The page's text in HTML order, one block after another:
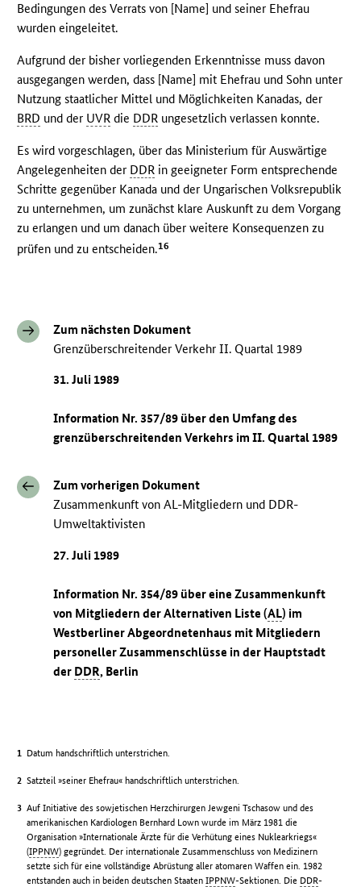
Bedingungen des Verrats von [Name] und seiner Ehefrau
wurden eingeleitet.
Aufgrund der bisher vorliegenden Erkenntnisse muss davon
ausgegangen werden, dass [Name] mit Ehefrau und Sohn unter
Nutzung staatlicher Mittel und Möglichkeiten Kanadas, der
BRD und der UVR die DDR ungesetzlich verlassen konnte.
Es wird vorgeschlagen, über das Ministerium für Auswärtige
Angelegenheiten der DDR in geeigneter Form entsprechende
Schritte gegenüber Kanada und der Ungarischen Volksrepublik
zu unternehmen, um zunächst klare Auskunft zu dem Vorgang
zu erlangen und um danach über weitere Konsequenzen zu
prüfen und zu entscheiden.16
Zum nächsten Dokument
Grenzüberschreitender Verkehr II. Quartal 1989
31. Juli 1989
Information Nr. 357/89 über den Umfang des
grenzüberschreitenden Verkehrs im II. Quartal 1989
Zum vorherigen Dokument
Zusammenkunft von AL-Mitgliedern und DDR-
Umweltaktivisten
27. Juli 1989
Information Nr. 354/89 über eine Zusammenkunft
von Mitgliedern der Alternativen Liste (AL) im
Westberliner Abgeordnetenhaus mit Mitgliedern
personeller Zusammenschlüsse in der Hauptstadt
der DDR, Berlin
Datum handschriftlich unterstrichen.
Satzteil »seiner Ehefrau« handschriftlich unterstrichen.
Auf Initiative des sowjetischen Herzchirurgen Jewgeni Tschasow und des
amerikanischen Kardiologen Bernhard Lown wurde im März 1981 die
Organisation »Internationale Ärzte für die Verhütung eines Nuklearkriegs«
(IPPNW) gegründet. Der internationale Zusammenschluss von Medizinern
setzte sich für eine vollständige Abrüstung aller atomaren Waffen ein. 1982
entstanden auch in beiden deutschen StaatenIPPNW-Sektionen. Die DDR-